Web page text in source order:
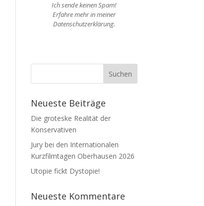
Ich sende keinen Spam!
Erfahre mehr in meiner
Datenschutzerklärung.
Neueste Beiträge
Die groteske Realität der
Konservativen
Jury bei den Internationalen
Kurzfilmtagen Oberhausen 2026
Utopie fickt Dystopie!
Neueste Kommentare